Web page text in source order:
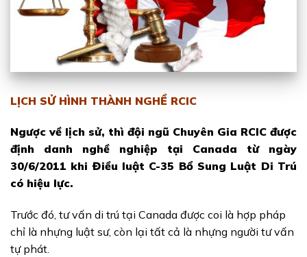
LỊCH SỬ HÌNH THÀNH NGHỀ RCIC
Ngược về lịch sử, thì đội ngũ Chuyên Gia RCIC được
định danh nghề nghiệp tại Canada từ ngày
30/6/2011 khi Điều luật C-35 Bổ Sung Luật Di Trú
có hiệu lực.
Trước đó, tư vấn di trú tại Canada được coi là hợp pháp
chỉ là nhựng luật sư, còn lại tất cả là nhựng người tư vấn
tự phát.